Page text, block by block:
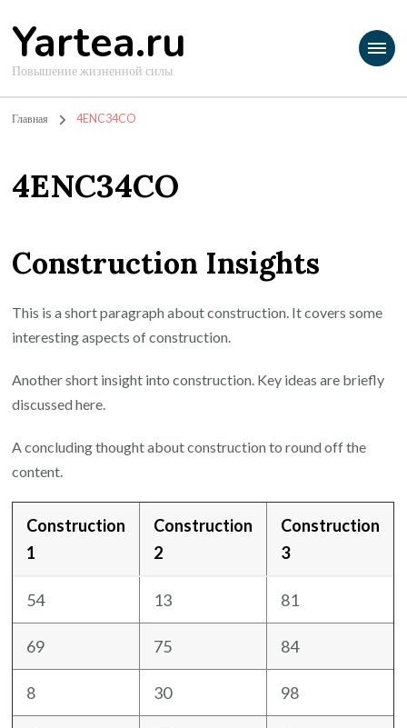
Yartea.ru
Повышение жизненной силы
Главная 4ENC34CO
4ENC34CO
Construction Insights
This is a short paragraph about construction. It covers some
interesting aspects of construction.
Another short insight into construction. Key ideas are briefly
discussed here.
A concluding thought about construction to round off the
content.
Construction
1
Construction
2
Construction
3
54 13 81
69 75 84
8 30 98